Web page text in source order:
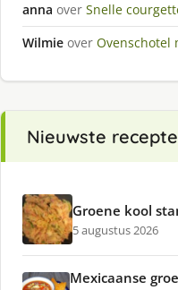
anna over Snelle
Wilmie over Ovenschotel
Nieuwste
Groene kool
5 augustus 2026
Mexicaanse